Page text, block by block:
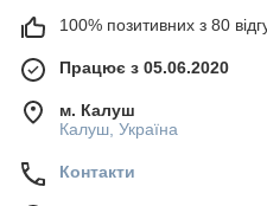
100% позитивних з 80
Працює з 05.06.2020
м. Калуш
Калуш, Україна
Контакти